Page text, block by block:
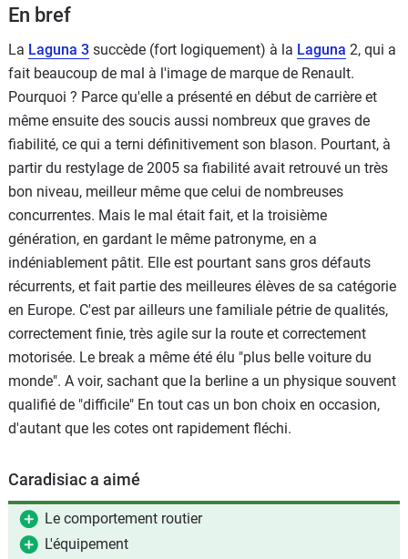
En bref
La Laguna 3 succède (fort logiquement) à la Laguna 2, qui a
fait beaucoup de mal à l'image de marque de Renault.
Pourquoi ? Parce qu'elle a présenté en début de carrière et
même ensuite des soucis aussi nombreux que graves de
fiabilité, ce qui a terni définitivement son blason. Pourtant, à
partir du restylage de 2005 sa fiabilité avait retrouvé un très
bon niveau, meilleur même que celui de nombreuses
concurrentes. Mais le mal était fait, et la troisième
génération, en gardant le même patronyme, en a
indéniablement pâtit. Elle est pourtant sans gros défauts
récurrents, et fait partie des meilleures élèves de sa catégorie
en Europe. C'est par ailleurs une familiale pétrie de qualités,
correctement finie, très agile sur la route et correctement
motorisée. Le break a même été élu "plus belle voiture du
monde". A voir, sachant que la berline a un physique souvent
qualifié de "difficile" En tout cas un bon choix en occasion,
d'autant que les cotes ont rapidement fléchi.
Caradisiac a aimé
Le comportement routier
L'équipement